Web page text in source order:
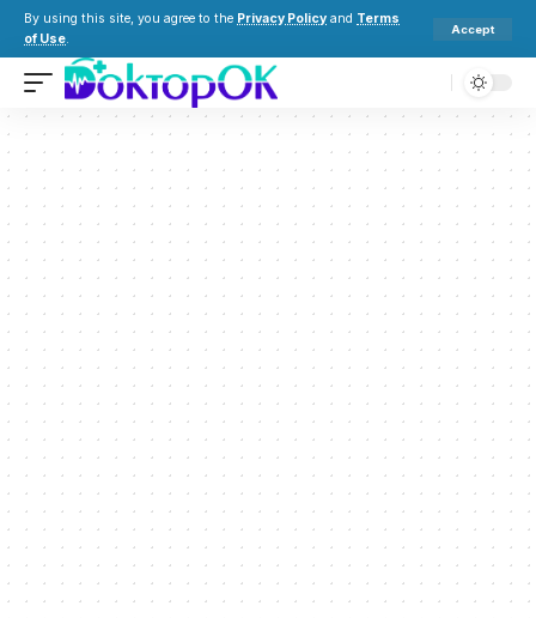
By using this site, you agree to the Privacy Policy and Terms
of Use.
Accept